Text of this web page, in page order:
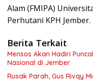
Alam (FMIPA)
Perhutani KPH Jember.
Berita Terkait
Mensos Akan Hadiri
Nasional di Jember
Rusak Parah, Gus Rivqy